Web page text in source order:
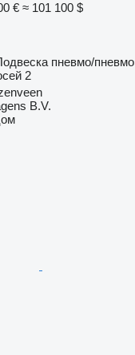
€ ≈ 101 100 $
пневмо/пневмо
2
B.V.